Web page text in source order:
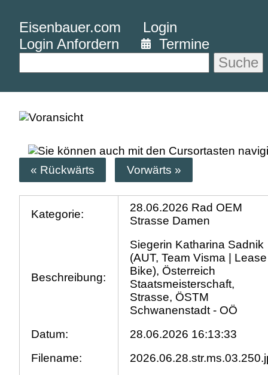
Eisenbauer.com
Login
Login Anfordern
Termine
Suche
« Rückwärts Vorwärts »
Kategorie:
28.06.2026 Rad OEM
Strasse Damen
Beschreibung:
Siegerin Katharina Sadnik
(AUT, Team Visma |
Bike), Österreich
Staatsmeisterschaft,
Strasse, ÖSTM
Schwanenstadt - OÖ
Datum:
28.06.2026 16:13:33
Filename: